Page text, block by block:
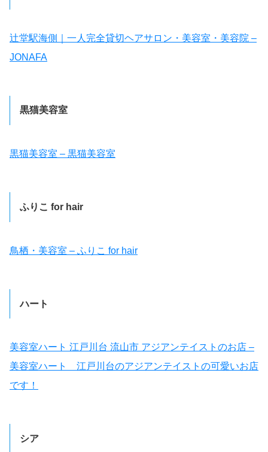
辻堂駅海側｜一人完全貸切ヘアサロン・美容室・美容院 –
JONAFA
黒猫美容室
黒猫美容室 – 黒猫美容室
ふりこ for hair
鳥栖・美容室 – ふりこ for hair
ハート
美容室ハート 江戸川台 流山市 アジアンテイストのお店 –
美容室ハート 江戸川台のアジアンテイストの可愛いお店
です！
シア